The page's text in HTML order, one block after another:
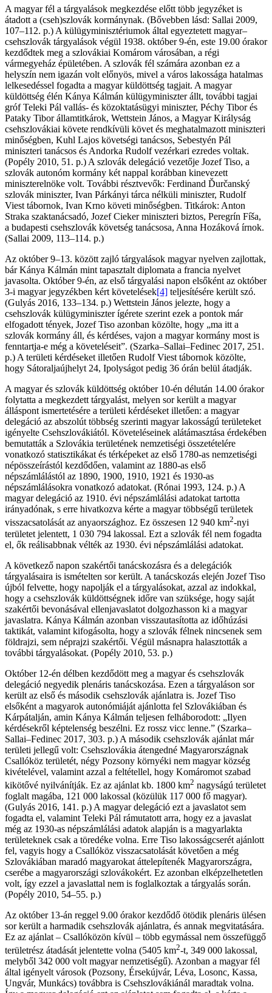
A magyar fél a tárgyalások megkezdése előtt több jegyzéket is
átadott a (cseh)szlovák kormánynak. (Bővebben lásd: Sallai 2009,
107–112. p.) A külügyminisztériumok által egyeztetett magyar–
csehszlovák tárgyalások végül 1938. október 9-én, este 19.00 órakor
kezdődtek meg a szlovákiai Komárom városában, a régi
vármegyeház épületében. A szlovák fél számára azonban ez a
helyszín nem igazán volt előnyös, mivel a város lakossága hatalmas
lelkesedéssel fogadta a magyar küldöttség tagjait. A magyar
küldöttség élén Kánya Kálmán külügyminiszter állt, további tagjai
gróf Teleki Pál vallás- és közoktatásügyi miniszter, Péchy Tibor és
Pataky Tibor államtitkárok, Wettstein János, a Magyar Királyság
csehszlovákiai követe rendkívüli követ és meghatalmazott miniszteri
minőségben, Kuhl Lajos követségi tanácsos, Sebestyén Pál
miniszteri tanácsos és Andorka Rudolf vezérkari ezredes voltak.
(Popély 2010, 51. p.) A szlovák delegáció vezetője Jozef Tiso, a
szlovák autonóm kormány két nappal korábban kinevezett
miniszterelnöke volt. További résztvevők: Ferdinand Ďurčanský
szlovák miniszter, Ivan Párkányi tárca nélküli miniszter, Rudolf
Viest tábornok, Ivan Krno követi minőségben. Titkárok: Anton
Straka szaktanácsadó, Jozef Cieker miniszteri biztos, Peregrín Fíša,
a budapesti csehszlovák követség tanácsosa, Anna Hozáková írnok.
(Sallai 2009, 113–114. p.)
Az október 9–13. között zajló tárgyalások magyar nyelven zajlottak,
bár Kánya Kálmán mint tapasztalt diplomata a francia nyelvet
javasolta. Október 9-én, az első tárgyalási napon elsőként az október
3-i magyar jegyzékben kért követelések[4] teljesítésére került szó.
(Gulyás 2016, 133–134. p.) Wettstein János jelezte, hogy a
csehszlovák külügyminiszter ígérete szerint ezek a pontok már
elfogadott tények, Jozef Tiso azonban közölte, hogy „ma itt a
szlovák kormány áll, és kérdéses, vajon a magyar kormány most is
fenntartja-e még a követeléseit”. (Szarka–Sallai–Fedinec 2017, 251.
p.) A területi kérdéseket illetően Rudolf Viest tábornok közölte,
hogy Sátoraljaújhelyt 24, Ipolyságot pedig 36 órán belül átadják.
A magyar és szlovák küldöttség október 10-én délután 14.00 órakor
folytatta a megkezdett tárgyalást, melyen sor került a magyar
álláspont ismertetésére a területi kérdéseket illetően: a magyar
delegáció az abszolút többség szerinti magyar lakosságú területeket
igényelte Csehszlovákiától. Követeléseinek alátámasztása érdekében
bemutatták a Szlovákia területének nemzetiségi összetételére
vonatkozó statisztikákat és térképeket az első 1780-as nemzetiségi
népösszeírástól kezdődően, valamint az 1880-as első
népszámlálástól az 1890, 1900, 1910, 1921 és 1930-as
népszámlálásokra vonatkozó adatokat. (Rónai 1993, 124. p.) A
magyar delegáció az 1910. évi népszámlálási adatokat tartotta
irányadónak, s erre hivatkozva kérte a magyar többségű területek
visszacsatolását az anyaországhoz. Ez összesen 12 940 km2-nyi
területet jelentett, 1 030 794 lakossal. Ezt a szlovák fél nem fogadta
el, ők reálisabbnak vélték az 1930. évi népszámlálási adatokat.
A következő napon szakértői tanácskozásra és a delegációk
tárgyalásaira is ismételten sor került. A tanácskozás elején Jozef Tiso
újból felvette, hogy napolják el a tárgyalásokat, azzal az indokkal,
hogy a csehszlovák küldöttségnek időre van szüksége, hogy saját
szakértői bevonásával ellenjavaslatot dolgozhasson ki a magyar
javaslatra. Kánya Kálmán azonban visszautasította az időhúzási
taktikát, valamint kifogásolta, hogy a szlovák félnek nincsenek sem
földrajzi, sem néprajzi szakértői. Végül másnapra halasztották a
további tárgyalásokat. (Popély 2010, 53. p.)
Október 12-én délben kezdődött meg a magyar és csehszlovák
delegáció negyedik plenáris tanácskozása. Ezen a tárgyaláson sor
került az első és második csehszlovák ajánlatra is. Jozef Tiso
elsőként a magyarok autonómiáját ajánlotta fel Szlovákiában és
Kárpátalján, amin Kánya Kálmán teljesen felháborodott: „Ilyen
kérdésekről képtelenség beszélni. Ez rossz vicc lenne.” (Szarka–
Sallai–Fedinec 2017, 303. p.) A második csehszlovák ajánlat már
területi jellegű volt: Csehszlovákia átengedné Magyarországnak
Csallóköz területét, négy Pozsony környéki nem magyar község
kivételével, valamint azzal a feltétellel, hogy Komáromot szabad
kikötővé nyilvánítják. Ez az ajánlat kb. 1800 km2 nagyságú területet
foglalt magába, 121 000 lakossal (közülük 117 000 fő magyar).
(Gulyás 2016, 141. p.) A magyar delegáció ezt a javaslatot sem
fogadta el, valamint Teleki Pál rámutatott arra, hogy ez a javaslat
még az 1930-as népszámlálási adatok alapján is a magyarlakta
területeknek csak a töredéke volna. Erre Tiso lakosságcserét ajánlott
fel, vagyis hogy a Csallóköz visszacsatolását követően a még
Szlovákiában maradó magyarokat áttelepítenék Magyarországra,
cserébe a magyarországi szlovákokért. Ez azonban elképzelhetetlen
volt, így ezzel a javaslattal nem is foglalkoztak a tárgyalás során.
(Popély 2010, 54–55. p.)
Az október 13-án reggel 9.00 órakor kezdődő ötödik plenáris ülésen
sor került a harmadik csehszlovák ajánlatra, és annak megvitatására.
Ez az ajánlat – Csallóközön kívül – több egymással nem összefüggő
területrész átadását jelentette volna (5405 km2-t, 349 000 lakossal,
melyből 342 000 volt magyar nemzetiségű). Azonban a magyar fél
által igényelt városok (Pozsony, Érsekújvár, Léva, Losonc, Kassa,
Ungvár, Munkács) továbbra is Csehszlovákiánál maradtak volna.